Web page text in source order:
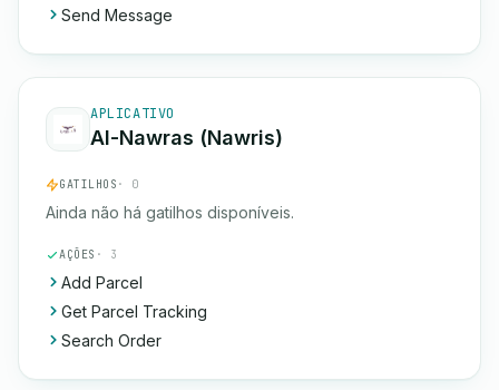
Send Message
APLICATIVO
Al-Nawras (Nawris)
GATILHOS · 0
Ainda não há gatilhos disponíveis.
AÇÕES · 3
Add Parcel
Get Parcel Tracking
Search Order